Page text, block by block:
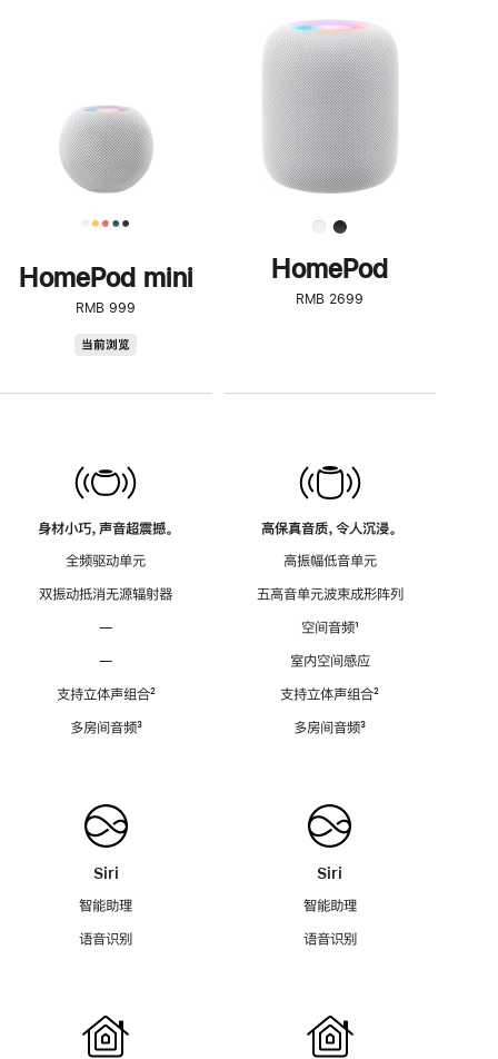
HomePod mini
RMB 999
当前浏览
身材小巧，声音超震撼。
全频驱动单元
双振动抵消无源辐射器
—
—
支持立体声组合脚
²
多房间音频脚
³
Siri
智能助理
语音识别
步
了
解
HomePod<
HomePod
RMB 2699
高保真音质，令人沉浸。
高振幅低音单元
五高音单元波束成形阵列
空间音频脚
¹
室内空间感应
支持立体声组合脚
²
多房间音频脚
³
Siri
智能助理
语音识别